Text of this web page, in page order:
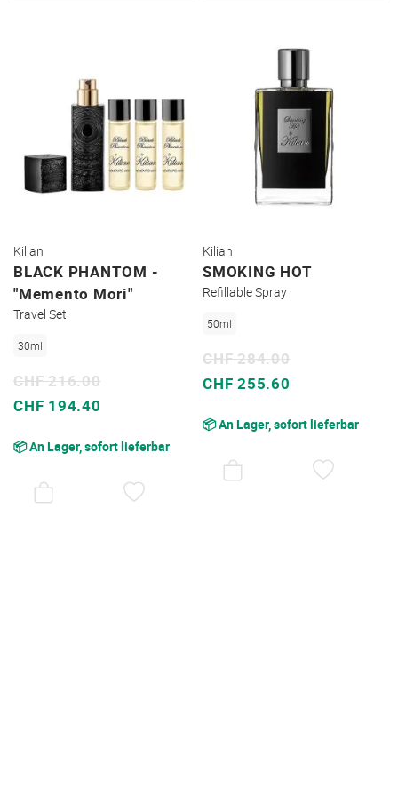
Kilian
BLACK PHANTOM -
"Memento Mori"
Travel Set
30ml
Sonderpreis
CHF 194.40
CHF 216.00
📦 An Lager, sofort lieferbar
Kilian
SMOKING HOT
Refillable Spray
50ml
Sonderpreis
CHF 255.60
CHF 284.00
📦 An Lager, sofort lieferbar